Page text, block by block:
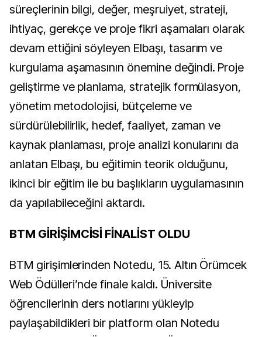
süreçlerinin bilgi, değer, meşruiyet, strateji,
ihtiyaç, gerekçe ve proje fikri aşamaları olarak
devam ettiğini söyleyen Elbaşı, tasarım ve
kurgulama aşamasının önemine değindi. Proje
geliştirme ve planlama, stratejik formülasyon,
yönetim metodolojisi, bütçeleme ve
sürdürülebilirlik, hedef, faaliyet, zaman ve
kaynak planlaması, proje analizi konularını da
anlatan Elbaşı, bu eğitimin teorik olduğunu,
ikinci bir eğitim ile bu başlıkların uygulamasının
da yapılabileceğini aktardı.
BTM GİRİŞİMCİSİ FİNALİST OLDU
BTM girişimlerinden Notedu, 15. Altın Örümcek
Web Ödülleri’nde finale kaldı. Üniversite
öğrencilerinin ders notlarını yükleyip
paylaşabildikleri bir platform olan Notedu